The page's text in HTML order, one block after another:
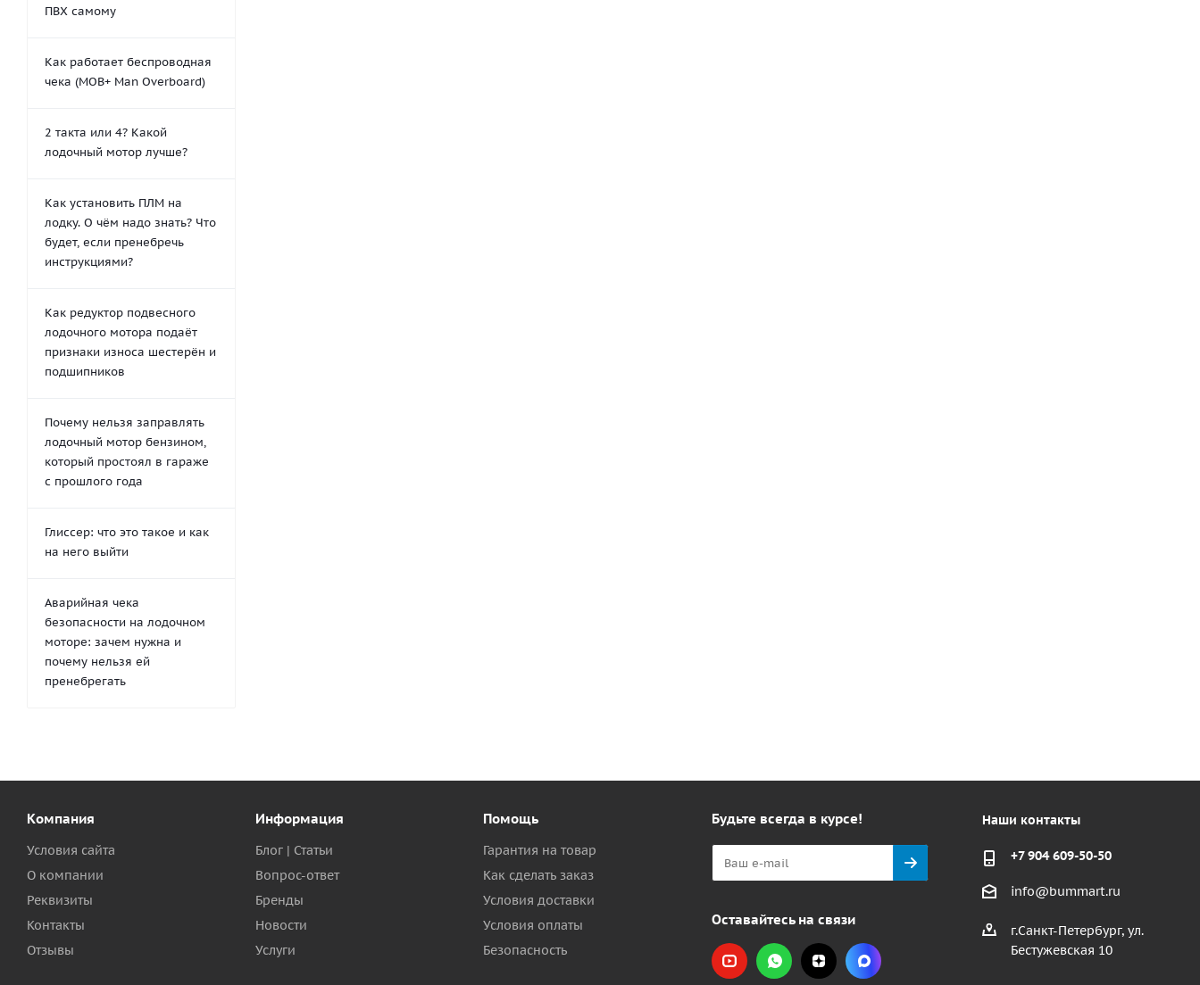
ПВХ самому
Как работает беспроводная
чека (MOB+ Man Overboard)
2 такта или 4? Какой
лодочный мотор лучше?
Как установить ПЛМ на
лодку. О чём надо знать? Что
будет, если пренебречь
инструкциями?
Как редуктор подвесного
лодочного мотора подаёт
признаки износа шестерён и
подшипников
Почему нельзя заправлять
лодочный мотор бензином,
который простоял в гараже
с прошлого года
Глиссер: что это такое и как
на него выйти
Аварийная чека
безопасности на лодочном
моторе: зачем нужна и
почему нельзя ей
пренебрегать
Компания
Условия сайта
О компании
Реквизиты
Контакты
Отзывы
Информация
Блог | Статьи
Вопрос-ответ
Бренды
Новости
Услуги
Помощь
Гарантия на товар
Как сделать заказ
Условия доставки
Условия оплаты
Безопасность
Будьте всегда в курсе!
Оставайтесь на связи
Наши контакты
+7 904 609-50-50
info@bummart.ru
г.Санкт-Петербург, ул.
Бестужевская 10